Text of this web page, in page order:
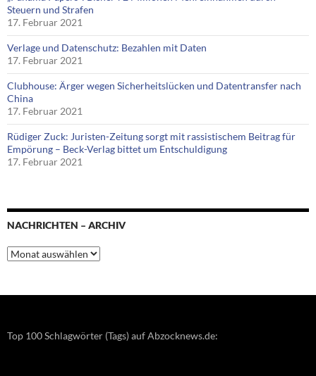
Steuern und Strafen
17. Februar 2021
Verlage und Datenschutz: Bezahlen mit Daten
17. Februar 2021
Clubhouse: Ärger wegen Sicherheitslücken und Datentransfer nach
China
17. Februar 2021
Rüdiger Zuck: Juristen-Zeitung sorgt mit rassistischem Beitrag für
Empörung – Beck-Verlag bittet um Entschuldigung
17. Februar 2021
NACHRICHTEN – ARCHIV
Nachrichten
–
Top 100 Schlagwörter (Tags) auf Abzocknews.de: